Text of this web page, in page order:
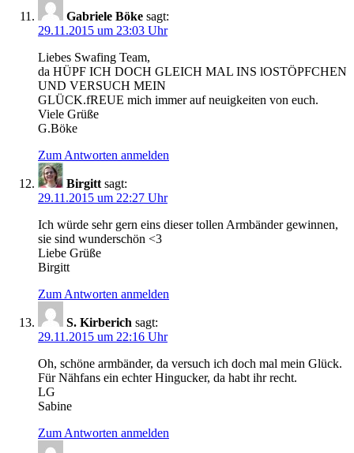
Gabriele Böke sagt:
29.11.2015 um 23:03 Uhr
Liebes Swafing Team,
da HÜPF ICH DOCH GLEICH MAL INS lOSTÖPFCHEN
UND VERSUCH MEIN
GLÜCK.fREUE mich immer auf neuigkeiten von euch.
Viele Grüße
G.Böke
Zum Antworten anmelden
Birgitt sagt:
29.11.2015 um 22:27 Uhr
Ich würde sehr gern eins dieser tollen Armbänder gewinnen,
sie sind wunderschön <3
Liebe Grüße
Birgitt
Zum Antworten anmelden
S. Kirberich sagt:
29.11.2015 um 22:16 Uhr
Oh, schöne armbänder, da versuch ich doch mal mein Glück.
Für Nähfans ein echter Hingucker, da habt ihr recht.
LG
Sabine
Zum Antworten anmelden